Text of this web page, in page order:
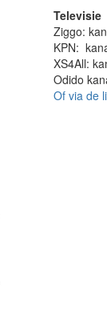
Televisie
Ziggo:
KPN:
XS4All:
Odido
Of via de